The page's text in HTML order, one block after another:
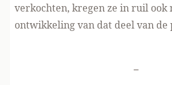
verkochten, kregen ze in ruil ook
ontwikkeling van dat deel van de
-